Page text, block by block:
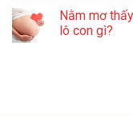
Nằm mơ
lô con gì?